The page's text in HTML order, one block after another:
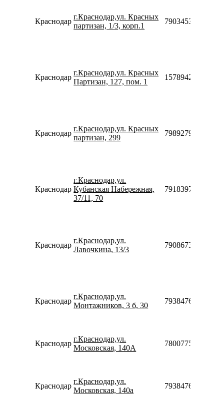
Краснодар
г.Краснодар,ул. Красных
партизан, 1/3, корп.1
79034533850
Краснодар
г.Краснодар,ул. Красных
Партизан, 127, пом. 1
157894270683
Краснодар
г.Краснодар,ул. Красных
партизан, 299
79892795000
Краснодар
г.Краснодар,ул.
Кубанская Набережная,
37/11, 70
79183972698
Краснодар
г.Краснодар,ул.
Лавочкина, 13/3
79086731739
Краснодар
г.Краснодар,ул.
Монтажников, 3 б, 30
Краснодар
г.Краснодар,ул.
Московская, 140А
78007753553
Краснодар
г.Краснодар,ул.
Московская, 140а